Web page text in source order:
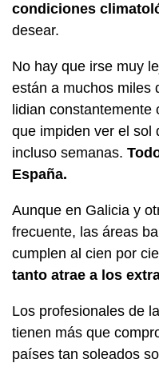
condiciones
desear.
No hay que irse muy
están a muchos miles
lidian
que impiden ver el sol
incluso semanas.
España.
Aunque en Galicia y
frecuente, las áreas
cumplen al cien por
tanto atrae a los
Los profesionales de
tienen más que
países tan soleados